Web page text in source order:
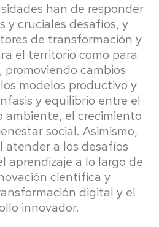
han de responder
y cruciales desafíos, y
de transformación y
el territorio como para
cambios
modelos productivo y
y equilibrio entre el
ambiente, el crecimiento
social. Asimismo,
a los desafíos
aprendizaje a lo largo de
científica y
digital y el
innovador.